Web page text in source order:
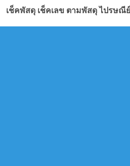
เช็คพัสดุ เช็คเลข ตามพัสดุ ไปรษณีย์